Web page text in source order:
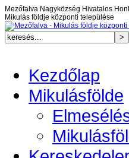
Mezőfalva Nagyközség Hivatalos
Mikulás földje központi települése
Kezdőlap
Mikulásfölde